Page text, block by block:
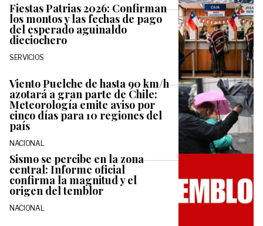
Fiestas Patrias 2026: Confirman
los montos y las fechas de pago
del esperado aguinaldo
dieciochero
SERVICIOS
Viento Puelche de hasta 90 km/h
azotará a gran parte de Chile:
Meteorología emite aviso por
cinco días para 10 regiones del
país
NACIONAL
Sismo se percibe en la zona
central: Informe oficial
confirma la magnitud y el
origen del temblor
NACIONAL